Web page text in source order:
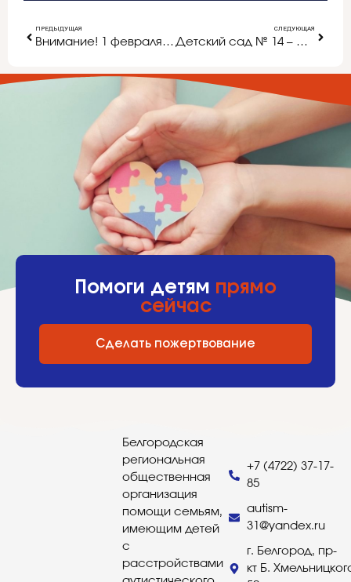
ПРЕДЫДУЩАЯ
Внимание! 1 февраля 2017 года заканчивается регистрация заявлений на сдачу государственной итоговой аттестации по образовательным программам среднего общего образования!
СЛЕДУЮЩАЯ
Детский сад № 14 – абсолютный победитель конкурса «Детский сад года — 2016»
Помоги детям прямо
сейчас
Сделать пожертвование
Белгородская
региональная
общественная
организация
помощи семьям,
имеющим детей
с
расстройствами
+7 (4722) 37-17-
85
autism-
31@yandex.ru
г. Белгород, пр-
кт Б.